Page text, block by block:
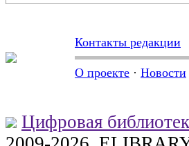
Контакты редакции
О проекте · Новости
Цифровая